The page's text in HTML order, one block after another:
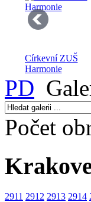
Církevní ZUŠ
Harmonie
PD
Počet
2911 2912 2913 2914